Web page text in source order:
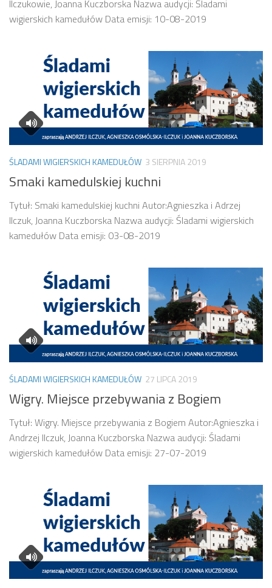
Ilczukowie, Joanna Kuczborska Nazwa audycji: Śladami
wigierskich kamedułów Data emisji: 10-08-2019
ŚLADAMI WIGIERSKICH KAMEDUŁÓW 3 SIERPNIA 2019
Smaki kamedulskiej kuchni
Tytuł: Smaki kamedulskiej kuchni Autor:Agnieszka i Adrzej
Ilczuk, Joanna Kuczborska Nazwa audycji: Śladami wigierskich
kamedułów Data emisji: 03-08-2019
ŚLADAMI WIGIERSKICH KAMEDUŁÓW 27 LIPCA 2019
Wigry. Miejsce przebywania z Bogiem
Tytuł: Wigry. Miejsce przebywania z Bogiem Autor:Agnieszka i
Andrzej Ilczuk, Joanna Kuczborska Nazwa audycji: Śladami
wigierskich kamedułów Data emisji: 27-07-2019